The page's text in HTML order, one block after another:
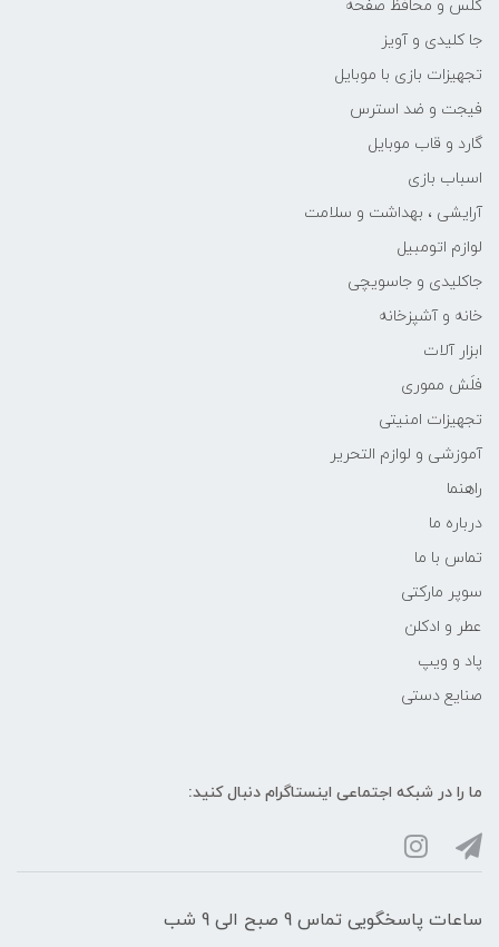
گلس و محافظ صفحه
جا کلیدی و آویز
تجهیزات بازی با موبایل
فیجت و ضد استرس
گارد و قاب موبایل
اسباب بازی
آرایشی ، بهداشت و سلامت
لوازم اتومبیل
جاکلیدی و جاسویچی
خانه و آشپزخانه
ابزار آلات
فلَش مموری
تجهیزات امنیتی
آموزشی و لوازم التحریر
راهنما
درباره ما
تماس با ما
سوپر مارکتی
عطر و ادکلن
پاد و ویپ
صنایع دستی
ما را در شبکه‌ اجتماعی اینستاگرام دنبال کنید:
ساعات پاسخگویی تماس 9 صبح الی 9 شب